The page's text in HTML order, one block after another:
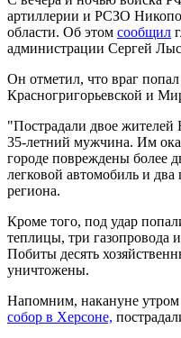
артиллерии и РСЗО
области. Об этом сообщил
администрации Сергей
Он отметил, что враг
Красногригорьевской и
"Пострадали двое
35-летний мужчина. Им
городе повреждены более
легковой автомобиль и два
региона.
Кроме того, под удар
теплицы, три газопровода
Побиты десять
уничтожены.
Напомним, накануне утром
собор в Херсоне,